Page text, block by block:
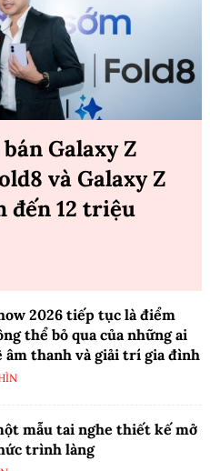
Galaxy Z
và Galaxy Z
đến 12 triệu
2026 tiếp tục là điểm
thể bỏ qua của những ai
âm thanh và giải trí gia đình
mẫu tai nghe thiết kế mở
trình làng